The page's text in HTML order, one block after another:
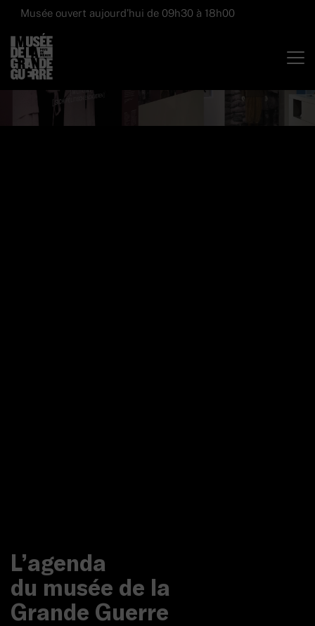
Musée ouvert aujourd’hui de 09h30 à 18h00
L’agenda
du musée de la
Grande Guerre